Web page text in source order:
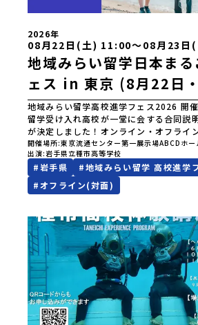
2026年
08月22日(土) 11:00〜08月23日
地域みらい留学日本まる
ェス in 東京 (8月22日
地域みらい留学高校進学フェス2026 開
留学受け入れ高校が一堂に会する合同説
が決定しました！オンライン・オフライ
いたしますので、奮ってご参加ください
ますことを楽しみにしております。ペー
ボタンより事前予約をお願いいたします
校進学フェス in 東京 (8月22日・23日)/
(土)11:00-17:00 8月23日(日
夕張高等学校北海道松前高等学校北海道
上ノ国高等学校北海道奥尻高等学校ニセ
道おといねっぷ美術工芸高等学校北海道
道苫前商業高等学校北海道斜里高等学校
北海道大空高等学校北海道平取高等学校
校北海道大樹高等学校北海道池田高等学
校北海道標津高等学校北海道羅臼高等学
学校北海道雄武高等学校北海道月形高
立三戸高等学校青森県立名久井農業高等
開催場所 東京流通センター第一展示場ABCDホー
出演 岩手県立種市高等学校
#岩手県 #地域みらい留学 高校進学
#オフライン(対面)